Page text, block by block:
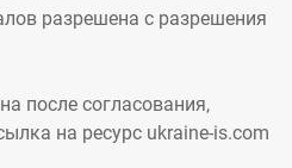
разрешена с разрешения
после согласования,
на ресурс ukraine-is.com